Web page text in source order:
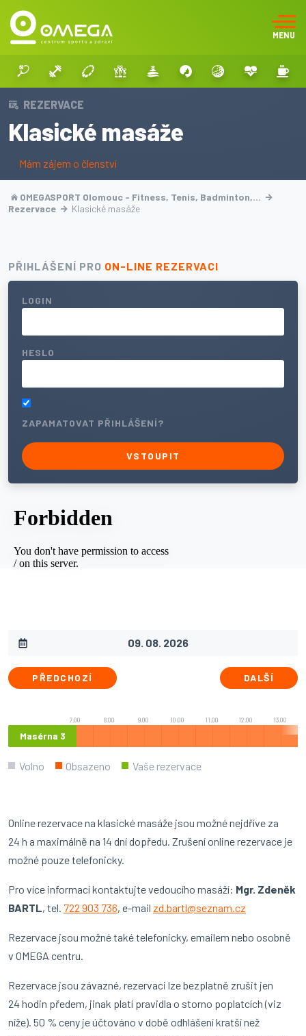
MENU
REZERVACE
Klasické masáže
Mám zájem o členství
OMEGASPORT Olomouc - Fitness, Tenis, Badminton,…
Rezervace
Klasické masáže
PŘIHLÁŠENÍ PRO ON-LINE REZERVACI
LOGIN
HESLO
ZAPAMATOVAT PŘIHLÁŠENÍ?
VSTOUPIT
PŘEDCHOZÍ DALŠÍ
7.00 8.00 9.00 10.00 11.00 12.00 13.00
Masérna 3
Volno Obsazeno Vaše rezervace
Online rezervace na klasické masáže jsou možné nejdříve za
24 h a maximálně na 14 dní dopředu. Zrušení online rezervace je
možné pouze telefonicky.
Pro více informací kontaktujte vedoucího masáží: Mgr. Zdeněk
BARTL , tel. 722 903 736, e-mail zd.bartl@seznam.cz
Rezervace jsou možné také telefonicky, emailem nebo osobně
v OMEGA centru.
Rezervace jsou závazné, rezervaci lze bezplatně zrušit jen
24 hodin předem, jinak platí pravidla o storno poplatcích (viz
níže). 50 % ceny je účtováno v době odhlášení kratší než